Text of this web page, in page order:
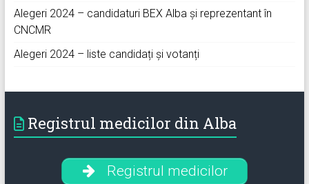
Alegeri 2024 – candidaturi BEX Alba și reprezentant în
CNCMR
Alegeri 2024 – liste candidați și votanți
Registrul medicilor din Alba
Registrul medicilor